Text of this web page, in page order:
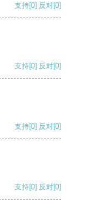
支持[0] 反对[0]
支持[0] 反对[0]
支持[0] 反对[0]
支持[0] 反对[0]